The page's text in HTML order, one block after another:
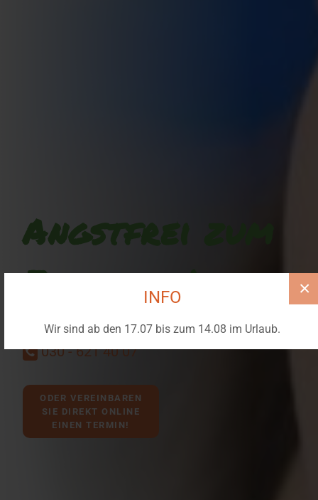
INFO
Wir sind ab den 17.07 bis zum 14.08 im Urlaub.
×
Angstfrei zum
Zahnarzt!
030 - 621 40 07
ODER VEREINBAREN
SIE DIREKT ONLINE
EINEN TERMIN!